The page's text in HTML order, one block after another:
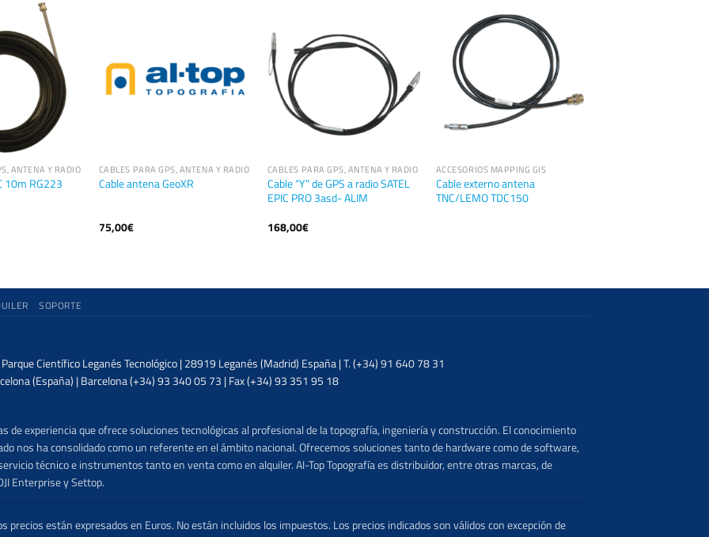
ANTENA Y RADIO
10m RG223
CABLES PARA GPS, ANTENA Y RADIO
Cable antena GeoXR
75,00€
CABLES PARA GPS, ANTENA Y RADIO
Cable “Y” de GPS a radio SATEL
EPIC PRO 3asd- ALIM
168,00€
ACCESORIOS MAPPING GIS
Cable externo antena
TNC/LEMO TDC150
SOPORTE
Científico Leganés Tecnológico | 28919 Leganés (Madrid) España | T. (+34) 91 640 78 31
(España) | Barcelona (+34) 93 340 05 73 | Fax (+34) 93 351 95 18
de experiencia que ofrece soluciones tecnológicas al profesional de la topografía, ingeniería y construcción. El conocimiento
nos ha consolidado como un referente en el ámbito nacional. Ofrecemos soluciones tanto de hardware como de software,
técnico e instrumentos tanto en venta como en alquiler. Al-Top Topografía es distribuidor, entre otras marcas, de
Enterprise y Settop.
precios están expresados en Euros. No están incluidos los impuestos. Los precios indicados son válidos con excepción de